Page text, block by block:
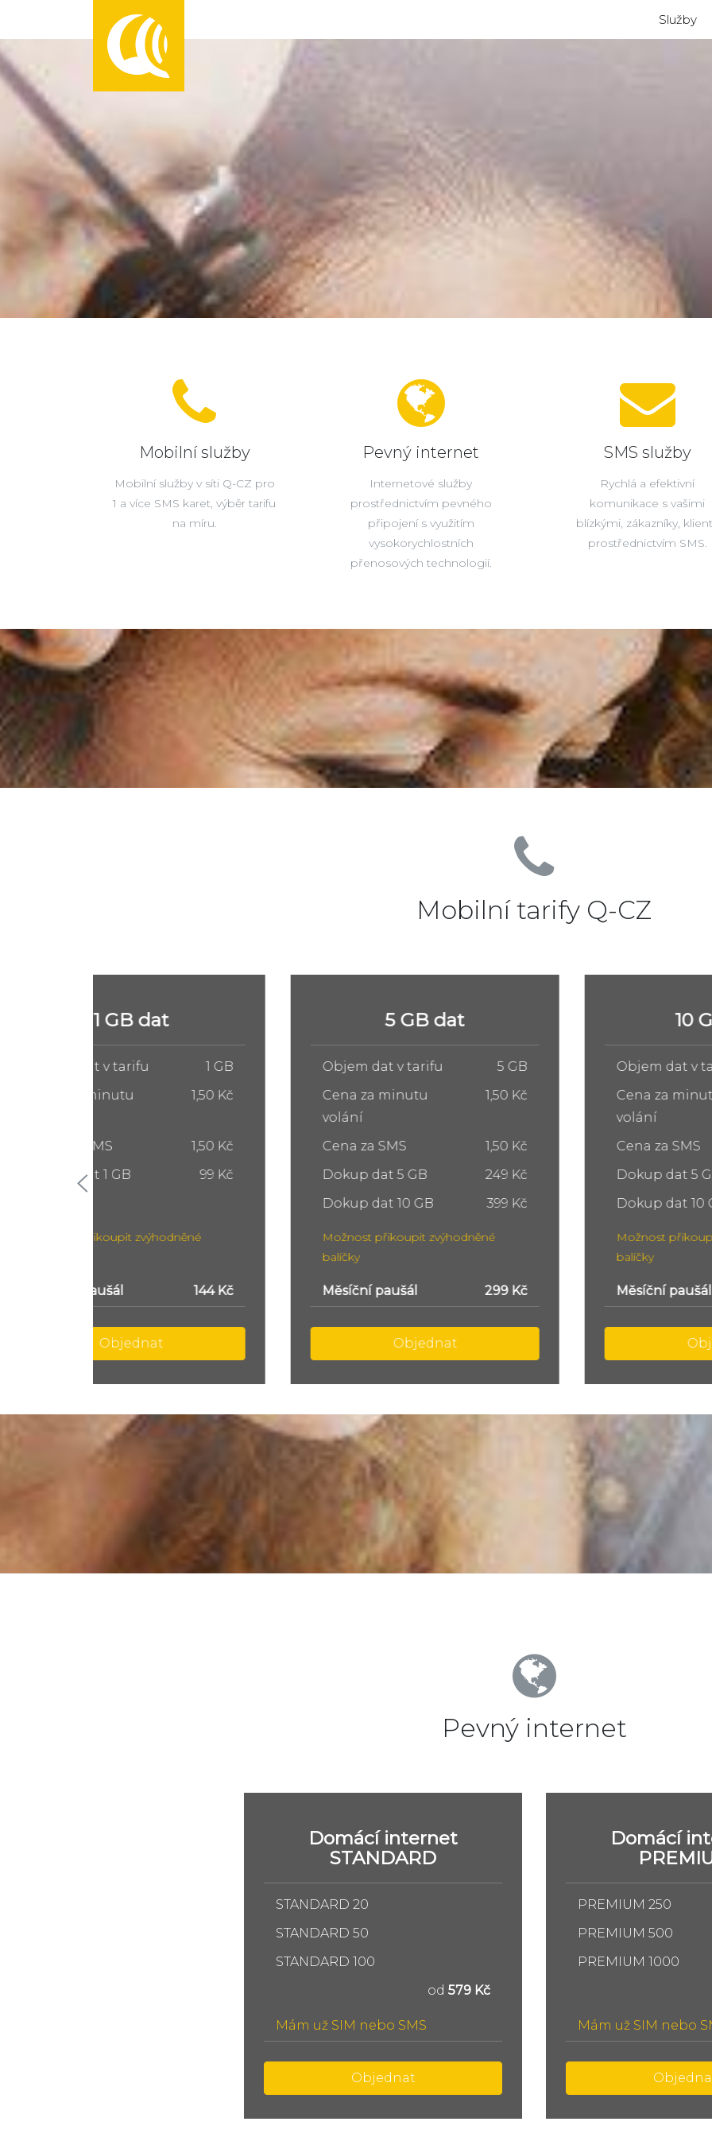
Služby
Mobilní služby
Mobilní služby v síti Q-CZ pro
1 a více SMS karet, výběr tarifu
na míru.
Pevný internet
Internetové služby
prostřednictvím pevného
připojení s využitím
vysokorychlostních
přenosových technologií.
SMS služby
Rychlá a efektivní
komunikace s vašimi
blízkými, zákazníky,
prostřednictvím SMS.
Mobilní tarify Q-CZ
Objem dat v tarifu
5 GB
Cena za minutu
1,50 Kč
Cena za SMS
1,50 Kč
Dokup dat 5 GB
249 Kč
399 Kč
Možnost přikoupit zvýhodněné
Měsíční paušál 299 Kč
Objem dat v tarifu
10 GB
Cena za minutu
1,50 Kč
Cena za SMS
1,50 Kč
Dokup dat 5 GB
249 Kč
Dokup dat 10 GB
399 Kč
Možnost přikoupit zvýhodněné
Měsíční paušál 449 Kč
Pevný internet
Domácí internet
STANDARD
STANDARD 20
STANDARD 50
STANDARD 100
od 579 Kč
Mám už SIM nebo SMS
Objednat
Domácí
PREMIUM 250
PREMIUM 500
PREMIUM 1000
Mám už SIM nebo